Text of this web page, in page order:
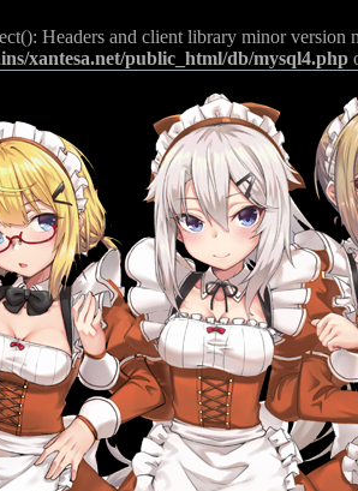
Headers and client library minor
xantesa.net/public_html/db/mysql4.php